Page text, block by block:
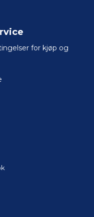
for kjøp og